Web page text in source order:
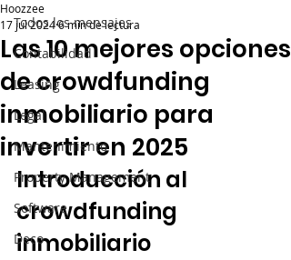
Todos los mensajes
Contabilidad
Leasing
Legal
Mantenimiento
Property Management
Software
Deco
Las 10 mejores opciones
de crowdfunding
inmobiliario para
invertir en 2025
Hoozzee
17 jul 20246 min de lectura
Introducción al
crowdfunding
inmobiliario